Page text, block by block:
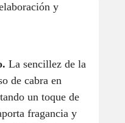
y
La sencillez de la
de cabra en
un toque de
fragancia y